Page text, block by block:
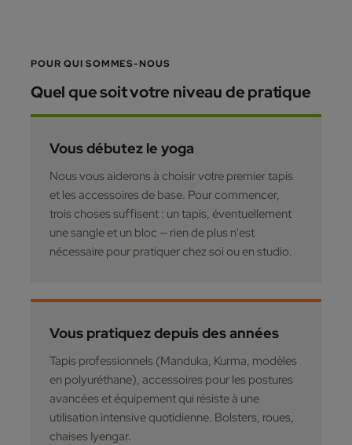
POUR QUI SOMMES-NOUS
Quel que soit votre niveau de pratique
Vous débutez le yoga
Nous vous aiderons à choisir votre premier tapis
et les accessoires de base. Pour commencer,
trois choses suffisent : un tapis, éventuellement
une sangle et un bloc — rien de plus n'est
nécessaire pour pratiquer chez soi ou en studio.
Vous pratiquez depuis des années
Tapis professionnels (Manduka, Kurma, modèles
en polyuréthane), accessoires pour les postures
avancées et équipement qui résiste à une
utilisation intensive quotidienne. Bolsters, roues,
chaises Iyengar.